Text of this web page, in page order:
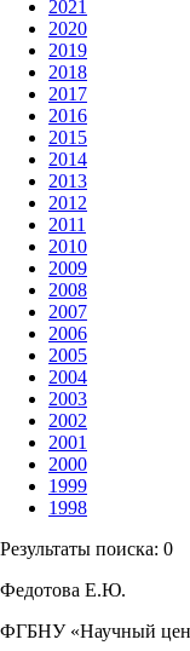
2021
2020
2019
2018
2017
2016
2015
2014
2013
2012
2011
2010
2009
2008
2007
2006
2005
2004
2003
2002
2001
2000
1999
1998
Результаты поиска: 0
Федотова Е.Ю.
ФГБНУ «Научный